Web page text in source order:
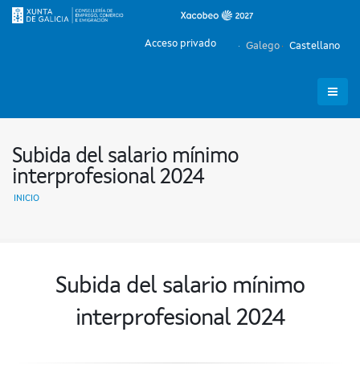
Galego Castellano
Acceso privado
Subida del salario mínimo
interprofesional 2024
INICIO
Subida del salario mínimo
interprofesional 2024